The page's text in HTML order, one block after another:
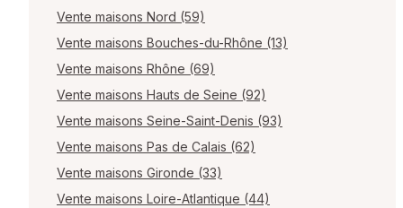
Vente maisons Nord (59)
Vente maisons Bouches-du-Rhône (13)
Vente maisons Rhône (69)
Vente maisons Hauts de Seine (92)
Vente maisons Seine-Saint-Denis (93)
Vente maisons Pas de Calais (62)
Vente maisons Gironde (33)
Vente maisons Loire-Atlantique (44)